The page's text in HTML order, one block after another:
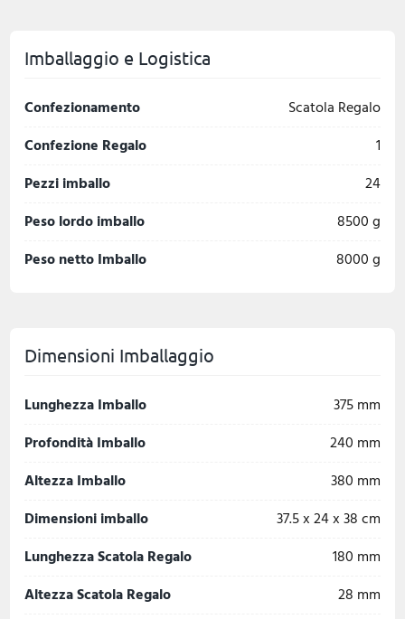
Imballaggio e Logistica
Confezionamento
Scatola Regalo
Confezione Regalo
1
Pezzi imballo
24
Peso lordo imballo
8500 g
Peso netto Imballo
8000 g
Dimensioni Imballaggio
Lunghezza Imballo
375 mm
Profondità Imballo
240 mm
Altezza Imballo
380 mm
Dimensioni imballo
37.5 x 24 x 38 cm
Lunghezza Scatola Regalo
180 mm
Altezza Scatola Regalo
28 mm